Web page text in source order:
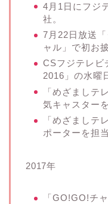
4月1日にフジ
社。
7月22日放送
ャル」で初お
CSフジテレビ
2016」の水曜
「めざましテ
気キャスター
「めざましテ
ポーターを担当
2017年
「GO!GO!チ